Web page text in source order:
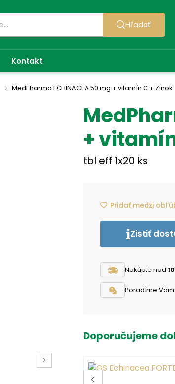
Hľadať
Kontakt
MedPharma ECHINACEA 50 mg + vitamín C + Zinok
+
tbl eff 1x20 ks
Pridať medzi
Zistiť
Nakúpte nad
Poradíme
Doporučujeme